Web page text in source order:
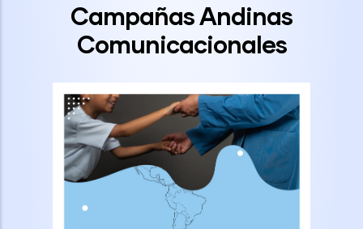
Campañas Andinas
Comunicacionales